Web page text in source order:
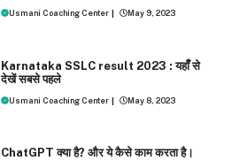
Usmani Coaching Center | May 9, 2023
Karnataka SSLC result 2023 : यहाँँ से
देखें सबसे पहले
Usmani Coaching Center | May 8, 2023
ChatGPT क्‍या है? और ये कैसे काम करता है।